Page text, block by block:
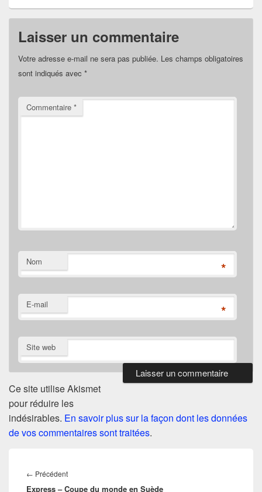
Laisser un commentaire
Votre adresse e-mail ne sera pas publiée. Les champs obligatoires
sont indiqués avec *
Commentaire *
Nom *
E-mail *
Site web
Ce site utilise Akismet
pour réduire les
indésirables. En savoir plus sur la façon dont les données
de vos commentaires sont traitées.
de
l’article
← PrécédentArticle
précédent :
Express – Coupe du monde en Suède